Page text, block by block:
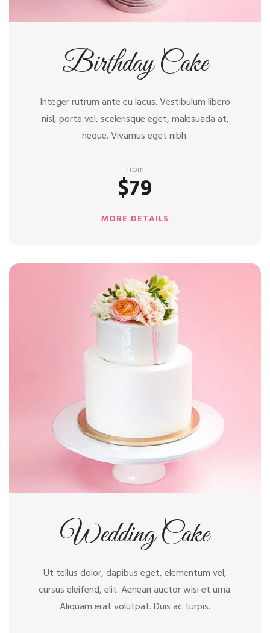
Birthday Cake
Integer rutrum ante eu lacus. Vestibulum libero
nisl, porta vel, scelerisque eget, malesuada at,
neque. Vivamus eget nibh.
from
$79
MORE DETAILS
Wedding Cake
Ut tellus dolor, dapibus eget, elementum vel,
cursus eleifend, elit. Aenean auctor wisi et urna.
Aliquam erat volutpat. Duis ac turpis.